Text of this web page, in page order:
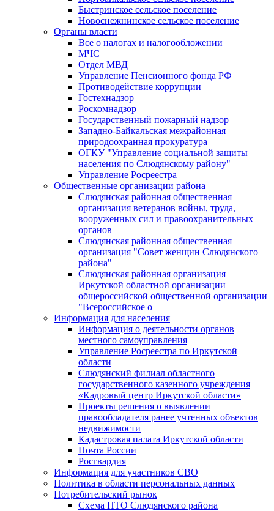
Быстринское сельское поселение
Новоснежнинское сельское поселение
Органы власти
Все о налогах и налогообложении
МЧС
Отдел МВД
Управление Пенсионного фонда РФ
Противодействие коррупции
Гостехнадзор
Роскомнадзор
Государственный пожарный надзор
Западно-Байкальская межрайонная
природоохранная прокуратура
ОГКУ "Управление социальной защиты
населения по Слюдянскому району"
Управление Росреестра
Общественные организации района
Слюдянская районная общественная
организация ветеранов войны, труда,
вооруженных сил и правоохранительных
органов
Слюдянская районная общественная
организация "Совет женщин Слюдянского
района"
Слюдянская районная организация
Иркутской областной организации
общероссийской общественной организации
"Всероссийское о
Информация для населения
Информация о деятельности органов
местного самоуправления
Управление Росреестра по Иркутской
области
Слюдянский филиал областного
государственного казенного учреждения
«Кадровый центр Иркутской области»
Проекты решения о выявлении
правообладателя ранее учтенных объектов
недвижимости
Кадастровая палата Иркутской области
Почта России
Росгвардия
Информация для участников СВО
Политика в области персональных данных
Потребительский рынок
Схема НТО Слюдянского района